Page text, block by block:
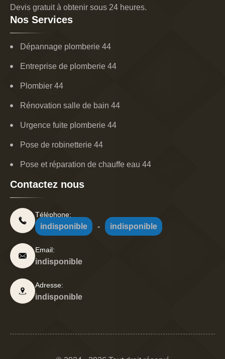
Devis gratuit à obtenir sous 24 heures.
Nos Services
Dépannage plomberie 44
Entreprise de plomberie 44
Plombier 44
Rénovation salle de bain 44
Urgence fuite plomberie 44
Pose de robinetterie 44
Pose et réparation de chauffe eau 44
Contactez nous
Téléphone:
indisponible - indisponible
Email:
indisponible
Adresse:
indisponible